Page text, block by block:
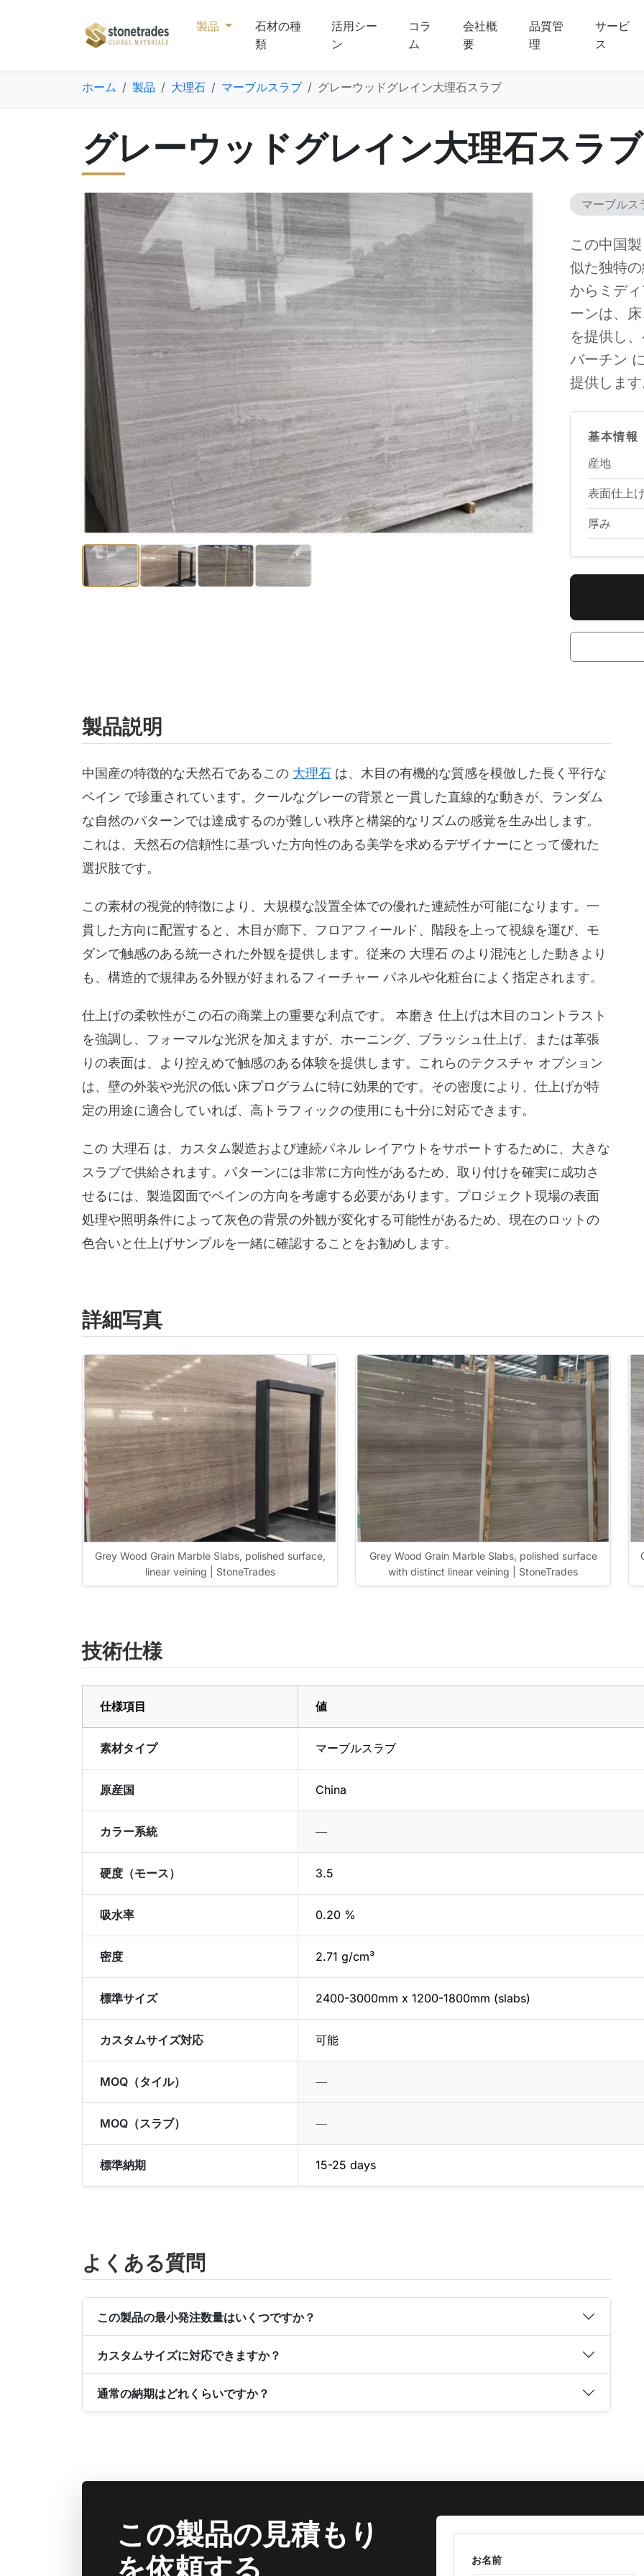
製品
石材の種
類
活用シー
ン
コラ
ム
会社概
要
品質管
理
サービ
ス
ホーム 製品 大理石 マーブルスラブ グレーウッドグレイン大理石スラブ
グレーウッドグレイン大理石スラブ
マーブルス
この中国
似た独特
からミデ
ーンは、
を提供し
バーチン
提供します
基本情報
産地
表面仕上
厚み
製品説明
中国産の特徴的な天然石であるこの 大理石 は、木目の有機的な質感を模倣した長く平行な
ベイン で珍重されています。クールなグレーの背景と一貫した直線的な動きが、ランダム
な自然のパターンでは達成するのが難しい秩序と構築的なリズムの感覚を生み出します。
これは、天然石の信頼性に基づいた方向性のある美学を求めるデザイナーにとって優れた
選択肢です。
この素材の視覚的特徴により、大規模な設置全体での優れた連続性が可能になります。一
貫した方向に配置すると、木目が廊下、フロアフィールド、階段を上って視線を運び、モ
ダンで触感のある統一された外観を提供します。従来の 大理石 のより混沌とした動きより
も、構造的で規律ある外観が好まれるフィーチャー パネルや化粧台によく指定されます。
仕上げの柔軟性がこの石の商業上の重要な利点です。 本磨き 仕上げは木目のコントラスト
を強調し、フォーマルな光沢を加えますが、ホーニング、ブラッシュ仕上げ、または革張
りの表面は、より控えめで触感のある体験を提供します。これらのテクスチャ オプション
は、壁の外装や光沢の低い床プログラムに特に効果的です。その密度により、仕上げが特
定の用途に適合していれば、高トラフィックの使用にも十分に対応できます。
この 大理石 は、カスタム製造および連続パネル レイアウトをサポートするために、大きな
スラブで供給されます。パターンには非常に方向性があるため、取り付けを確実に成功さ
せるには、製造図面でベインの方向を考慮する必要があります。プロジェクト現場の表面
処理や照明条件によって灰色の背景の外観が変化する可能性があるため、現在のロットの
色合いと仕上げサンプルを一緒に確認することをお勧めします。
詳細写真
Grey Wood Grain Marble Slabs, polished surface,
linear veining | StoneTrades
Grey Wood Grain Marble Slabs, polished surface
with distinct linear veining | StoneTrades
技術仕様
仕様項目 値
素材タイプ マーブルスラブ
原産国 China
カラー系統 ―
硬度（モース） 3.5
吸水率 0.20 %
密度 2.71 g/cm³
標準サイズ 2400-3000mm x 1200-1800mm (slabs)
カスタムサイズ対応 可能
MOQ（タイル） ―
MOQ（スラブ） ―
標準納期 15-25 days
よくある質問
この製品の最小発注数量はいくつですか？
カスタムサイズに対応できますか？
通常の納期はどれくらいですか？
この製品の見積もり
を依頼する
お名前